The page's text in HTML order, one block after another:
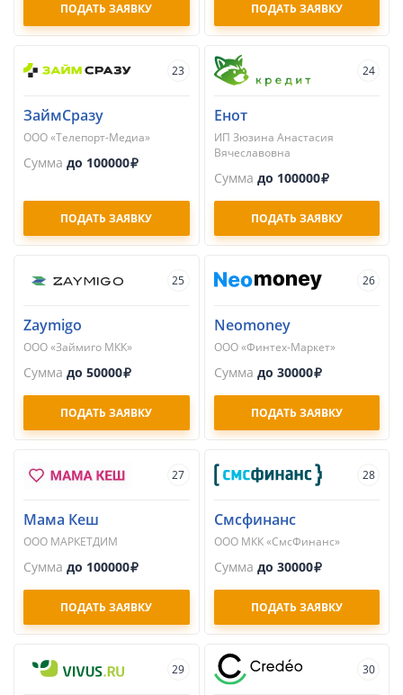
ПОДАТЬ ЗАЯВКУ ПОДАТЬ ЗАЯВКУ
23
ЗаймСразу
ООО «Телепорт-Медиа»
Сумма до 100000
ПОДАТЬ ЗАЯВКУ
24
Енот
ИП Зюзина Анастасия
Вячеславовна
Сумма до 100000
ПОДАТЬ ЗАЯВКУ
25
Zaymigo
ООО «Займиго МКК»
Сумма до 50000
ПОДАТЬ ЗАЯВКУ
26
Neomoney
ООО «Финтех-Маркет»
Сумма до 30000
ПОДАТЬ ЗАЯВКУ
27
Мама Кеш
ООО МАРКЕТДИМ
Сумма до 100000
ПОДАТЬ ЗАЯВКУ
28
Смсфинанс
ООО МКК «СмсФинанс»
Сумма до 30000
ПОДАТЬ ЗАЯВКУ
29 30